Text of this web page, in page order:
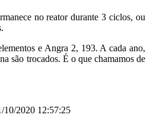
no reator durante 3 ciclos, ou
e Angra 2, 193. A cada ano,
são trocados. É o que chamamos de
10/2020 12:57:25